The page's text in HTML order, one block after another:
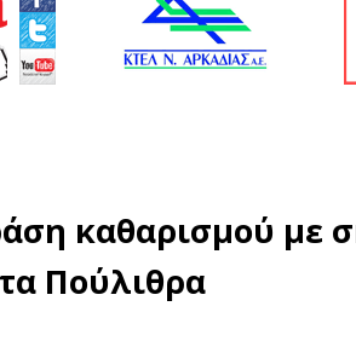
καθαρισμού με
Πούλιθρα